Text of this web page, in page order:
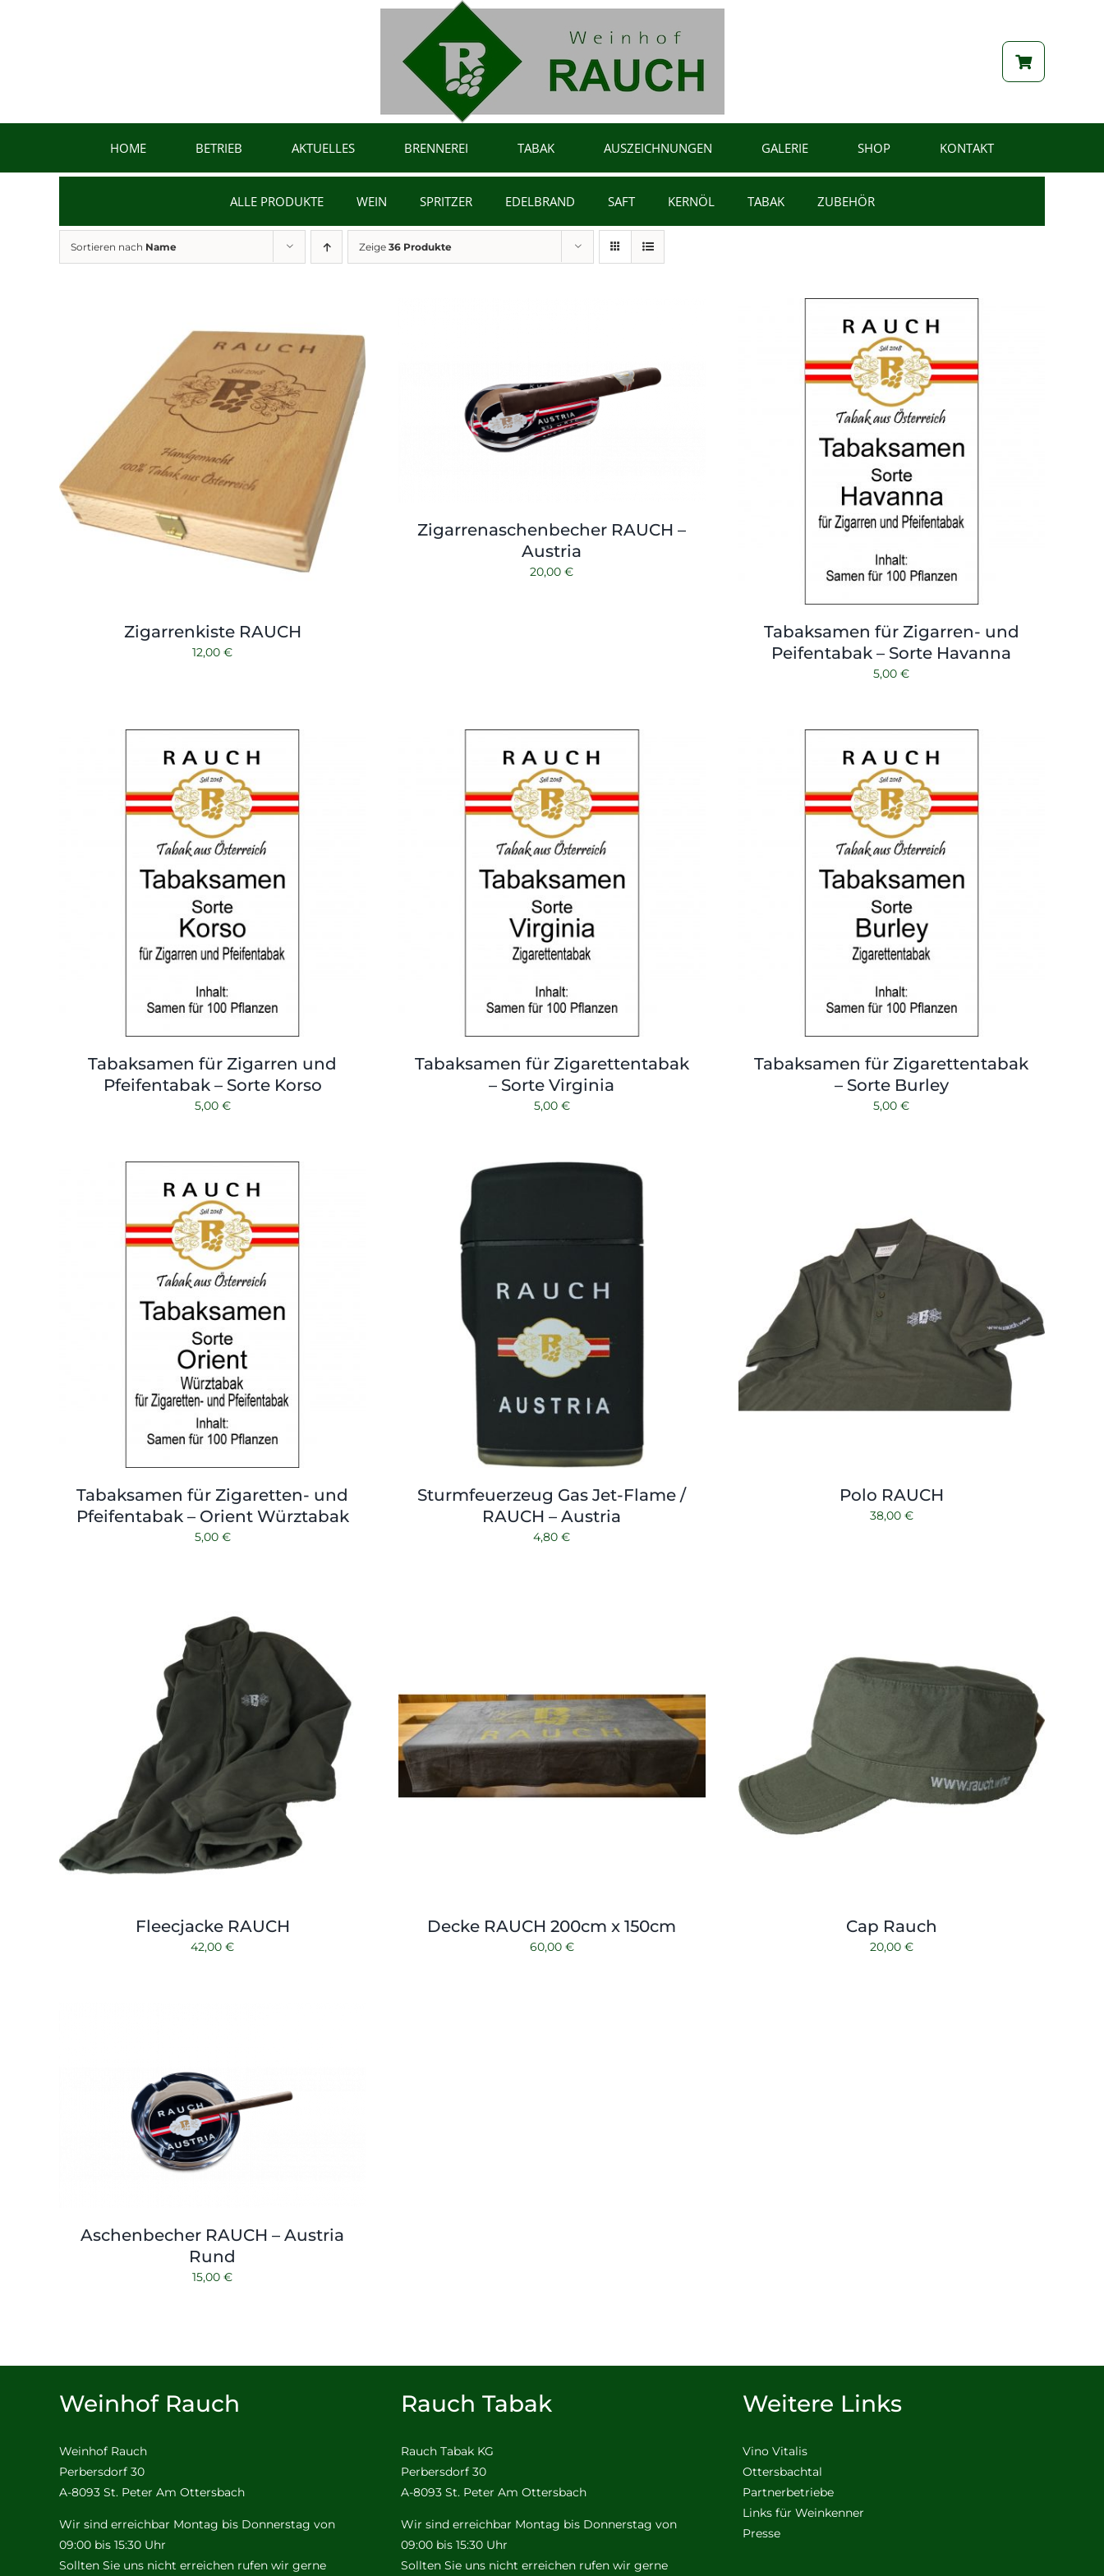
HOME BETRIEB AKTUELLES BRENNEREI TABAK AUSZEICHNUNGEN GALERIE SHOP KONTAKT
ALLE PRODUKTE WEIN SPRITZER EDELBRAND SAFT KERNÖL TABAK ZUBEHÖR
Sortieren nach Name Zeige 36 Produkte
Zigarrenkiste RAUCH
12,00€
Zigarrenaschenbecher RAUCH –
Austria
20,00€
Tabaksamen für Zigarren- und
Peifentabak – Sorte Havanna
5,00€
Tabaksamen für Zigarren und
Pfeifentabak – Sorte Korso
5,00 €
Tabaksamen für Zigarettentabak
– Sorte Virginia
5,00 €
Tabaksamen für Zigarettentabak
– Sorte Burley
5,00€
Tabaksamen für Zigaretten- und
Pfeifentabak – Orient Würztabak
5,00 €
Sturmfeuerzeug Gas Jet-Flame /
RAUCH – Austria
4,80€
Polo RAUCH
38,00 €
Fleecjacke RAUCH
42,00€
Decke RAUCH 200cm x 150cm
60,00 €
Cap Rauch
20,00 €
Aschenbecher RAUCH – Austria
Rund
15,00€
Weinhof Rauch
Weinhof Rauch
Perbersdorf 30
A-8093 St. Peter Am Ottersbach
Wir sind erreichbar Montag bis Donnerstag von
09:00 bis 15:30 Uhr
Sollten Sie uns nicht erreichen rufen wir gerne
Rauch Tabak
Rauch Tabak KG
Perbersdorf 30
A-8093 St. Peter Am Ottersbach
Wir sind erreichbar Montag bis Donnerstag von
09:00 bis 15:30 Uhr
Sollten Sie uns nicht erreichen rufen wir gerne
Weitere Links
Vino Vitalis
Ottersbachtal
Partnerbetriebe
Links für Weinkenner
Presse